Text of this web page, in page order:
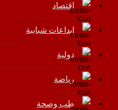
اقتصاد
إبداعات شبابية
دولية
رياضة
طب وصحة